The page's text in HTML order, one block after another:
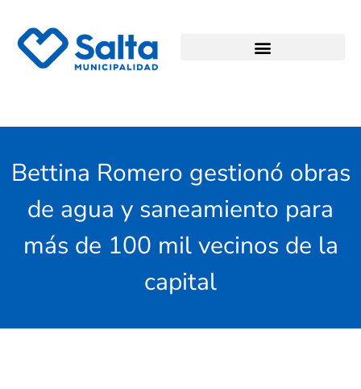
Bettina Romero gestionó obras
de agua y saneamiento para
más de 100 mil vecinos de la
capital